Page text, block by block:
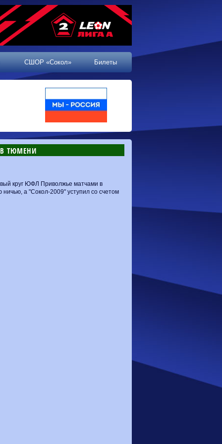
СШОР «Сокол» Билеты
ТЮМЕНИ
круг ЮФЛ Приволжье матчами в
а "Сокол-2009" уступил со счетом